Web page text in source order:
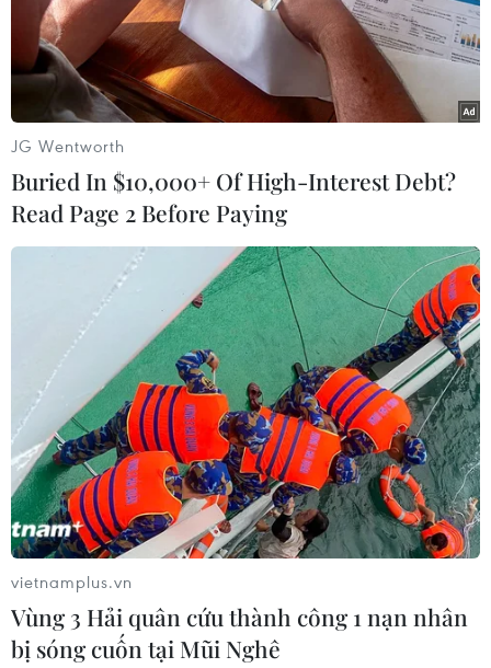
#Ngân hàng Thế giới
#Thời tiết cực đoan
#Thảm họa thiên tai
#Nghèo đói #Lũ lụt
#Hạn hán
#Chống biến đổi khí hậu
#Nợ nần sau bão
#Nông dân nghèo
Theo dõi VietnamPlus
TIN LIÊN QUAN
JG Wentworth
Buried In $10,000+ Of High-Interest Debt?
Read Page 2 Before Paying
vietnamplus.vn
Vùng 3 Hải quân cứu thành công 1 nạn nhân
bị sóng cuốn tại Mũi Nghê